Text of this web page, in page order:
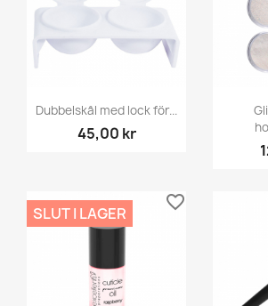
Dubbelskål med lock för...
45,00 kr
SLUT I LAGER
favorite_border